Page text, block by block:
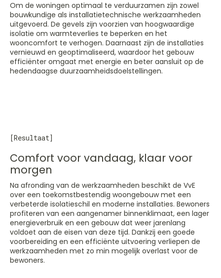
Om de woningen optimaal te verduurzamen zijn zowel
bouwkundige als installatietechnische werkzaamheden
uitgevoerd. De gevels zijn voorzien van hoogwaardige
isolatie om warmteverlies te beperken en het
wooncomfort te verhogen. Daarnaast zijn de installaties
vernieuwd en geoptimaliseerd, waardoor het gebouw
efficiënter omgaat met energie en beter aansluit op de
hedendaagse duurzaamheidsdoelstellingen.
[Resultaat]
Comfort voor vandaag, klaar voor
morgen
Na afronding van de werkzaamheden beschikt de VvE
over een toekomstbestendig woongebouw met een
verbeterde isolatieschil en moderne installaties. Bewoners
profiteren van een aangenamer binnenklimaat, een lager
energieverbruik en een gebouw dat weer jarenlang
voldoet aan de eisen van deze tijd. Dankzij een goede
voorbereiding en een efficiënte uitvoering verliepen de
werkzaamheden met zo min mogelijk overlast voor de
bewoners.